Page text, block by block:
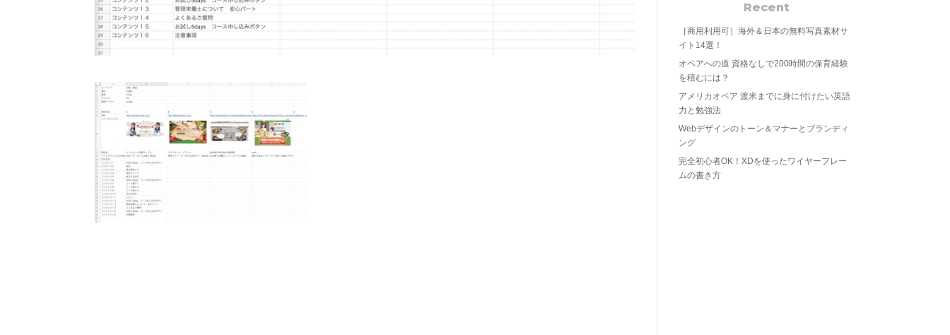
Recent
［商用利用可］海外＆日本の無料写真素材サ
イト14選！
オペアへの道 資格なしで200時間の保育経験
を積むには？
アメリカオペア 渡米までに身に付けたい英語
力と勉強法
Webデザインのトーン＆マナーとブランディ
ング
完全初心者OK！XDを使ったワイヤーフレー
ムの書き方